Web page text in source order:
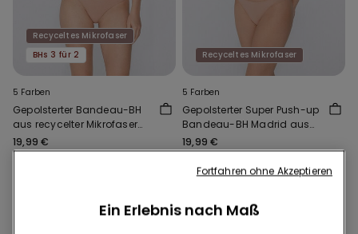
Recyceltes Mikrofaser
BHs 3 für 2
5 Farben
Gepolsterter Bandeau-BH
aus recycelter Mikrofaser
mit Ausschnitt
19,99 €
Recyceltes Mikrofaser
5 Farben
Gepolsterter Super Push-up
Bandeau-BH Madrid aus
recycelter Mikrofaser
19,99 €
Ein Erlebnis nach Maß
Fortfahren ohne Akzeptieren